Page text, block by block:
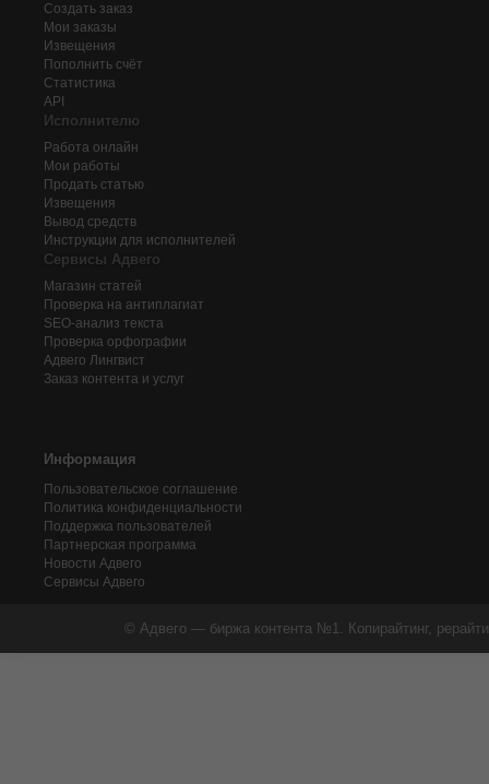
Создать заказ
Мои заказы
Извещения
Пополнить счёт
Статистика
API
Исполнителю
Работа онлайн
Мои работы
Продать статью
Извещения
Вывод средств
Инструкции для исполнителей
Сервисы Адвего
Магазин статей
Проверка на антиплагиат
SEO-анализ текста
Проверка орфографии
Адвего Лингвист
Заказ контента и услуг
Информация
Пользовательское соглашение
Политика конфиденциальности
Поддержка пользователей
Партнерская программа
Новости Адвего
Сервисы Адвего
© Адвего — биржа контента №1. Копирайтинг,